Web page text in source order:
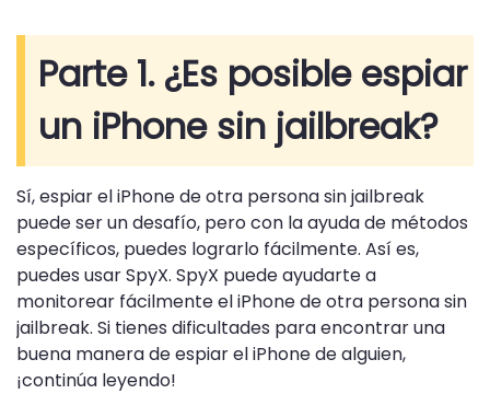
Parte 1. ¿Es posible espiar
un iPhone sin jailbreak?
Sí, espiar el iPhone de otra persona sin jailbreak
puede ser un desafío, pero con la ayuda de métodos
específicos, puedes lograrlo fácilmente. Así es,
puedes usar SpyX. SpyX puede ayudarte a
monitorear fácilmente el iPhone de otra persona sin
jailbreak. Si tienes dificultades para encontrar una
buena manera de espiar el iPhone de alguien,
¡continúa leyendo!